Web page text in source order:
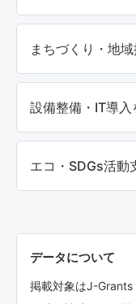
まちづくり・地
設備整備・IT導入
エコ・SDGs活動
データについて
掲載対象はJ-Grants